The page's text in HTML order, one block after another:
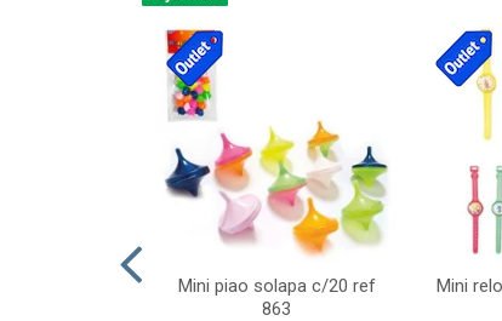
Mini piao solapa c/20 ref
863
Mini